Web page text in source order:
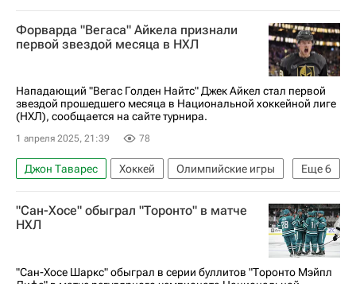
Оливер Экман-Ларссон
Митчелл Марнер
Торонто Мейпл Лифс
Оттава Сенаторз
Форварда "Вегаса" Айкела признали
первой звездой месяца в НХЛ
Нападающий "Вегас Голден Найтс" Джек Айкел стал первой
звездой прошедшего месяца в Национальной хоккейной лиге
(НХЛ), сообщается на сайте турнира.
1 апреля 2025, 21:39 78
Еще6
Джон Таварес Хоккей
Олимпийские игры
Джек Айкел
Джордан Биннингтон
Вегас Голден Найтс
Торонто Мейпл Лифс
Национальная хоккейная лига (НХЛ)
"Сан-Хосе" обыграл "Торонто" в матче
НХЛ
"Сан-Хосе Шаркс" обыграл в серии буллитов "Торонто Мэйпл